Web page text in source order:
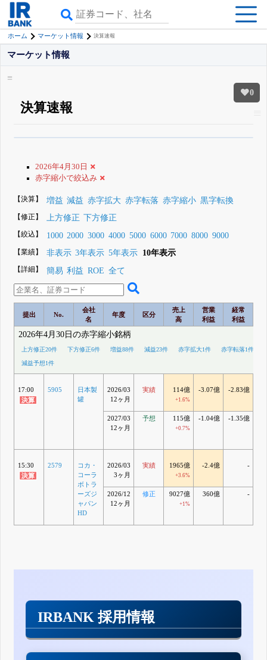
ホーム マーケット情報 決算速報
0
マーケット情報
決算速報
登録すると永久30%OFFと米株版の先行利用も付きます
2026年4月30日
赤字縮小で絞込み
【決算】 増益 減益 赤字拡大 赤字転落 赤字縮小 黒字転換
【修正】 上方修正 下方修正
【絞込】 1000 2000 3000 4000 5000 6000 7000 8000 9000
【業績】 非表示 3年表示 5年表示 10年表示
【詳細】 簡易 利益 ROE 全て
提出 No.
会社
名
年度 区分
売上
高
営業
利益
経常
利益
2026年4月30日の赤字縮小銘柄
上方修正20件 下方修正6件 増益88件 減益23件 赤字拡大1件 赤字転落1件
減益予想1件
17:00 5905
日本製
罐
2026/03
12ヶ月
実績 114億
+1.6%
-3.07億 -2.83億
2027/03
12ヶ月
予想 115億
+0.7%
-1.04億 -1.35億
15:30 2579
コカ・
コーラ
ボトラ
ーズジ
ャパン
HD
2026/03
3ヶ月
実績 1965億
+3.6%
-2.4億 -
2026/12
12ヶ月
修正 9027億
+1%
360億 -
IRBANK 採用情報